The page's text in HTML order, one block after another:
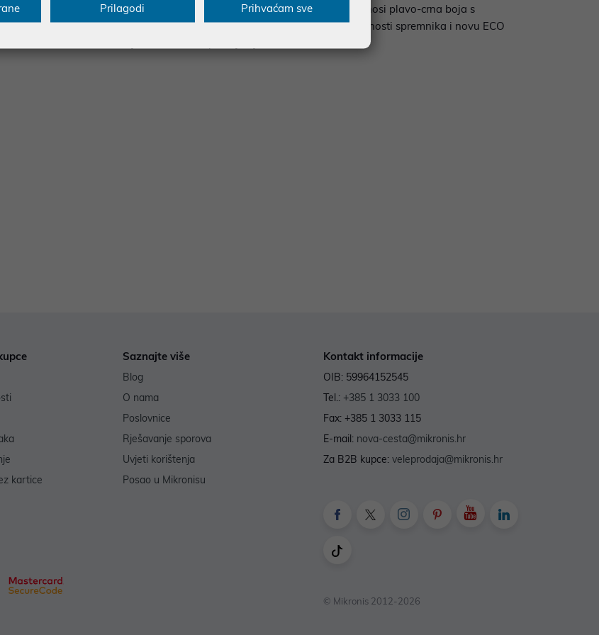
je usisavač brzo pripremljen za nastavak rada. Hi-tec dizajn kome doprinosi plavo-crna boja s
domove. Kapacitet posude za prašinu je 2L, ima indikator napunjenosti spremnika i novu ECO
dužine 90cm. Kabel je dužine 5m. Opremljen je HEPA 12 filterom.
kartice
Saznajte više
Blog
O nama
Poslovnice
Rješavanje sporova
Uvjeti korištenja
Posao u Mikronisu
Kontakt informacije
OIB: 59964152545
Tel.: +385 1 3033 100
Fax: +385 1 3033 115
E-mail: nova-cesta@mikronis.hr
Za B2B kupce: veleprodaja@mikronis.hr
© Mikronis 2012-2026
Prilagodi Prihvaćam sve